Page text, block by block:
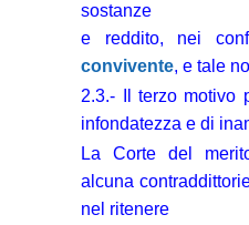
sostanze
e reddito, nei
convivente, e tale
2.3.- Il terzo motivo
infondatezza e di
La Corte del
alcuna
nel ritenere